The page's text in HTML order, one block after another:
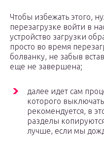
Чтобы избежать этого,
перезагрузке войти в
устройство загрузки
просто во время
болванку, не забыв
еще не завершена;
далее идет сам
которого
рекомендуется, в
разделы
лучше, если мы